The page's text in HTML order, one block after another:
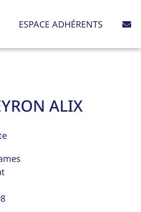
ESPACE ADHÉRENTS
ALIX